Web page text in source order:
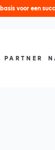
voor een
PARTNER